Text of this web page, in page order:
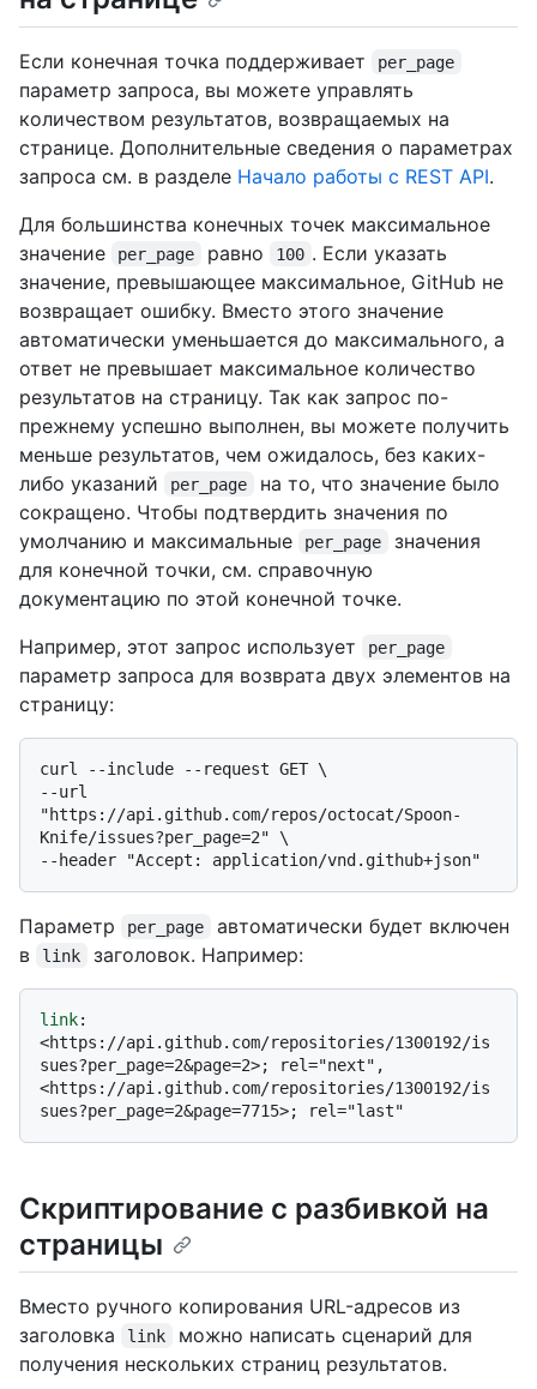
Если конечная точка поддерживает per_page
параметр запроса, вы можете управлять
количеством результатов, возвращаемых на
странице. Дополнительные сведения о параметрах
запроса см. в разделе Начало работы с REST API.
Для большинства конечных точек максимальное
значение
per_page равно 100 . Если указать
значение, превышающее максимальное, GitHub не
возвращает ошибку. Вместо этого значение
автоматически уменьшается до максимального, а
ответ не превышает максимальное количество
результатов на страницу. Так как запрос по-
прежнему успешно выполнен, вы можете получить
меньше результатов, чем ожидалось, без каких-
либо указаний
per_page
на то, что значение было
сокращено. Чтобы подтвердить значения по
умолчанию и максимальные
per_page
значения
для конечной точки, см. справочную
документацию по этой конечной точке.
Например, этот запрос использует
per_page
параметр запроса для возврата двух элементов на
страницу:
curl --include --request GET \
--url
"https://api.github.com/repos/octocat/Spoon-
Knife/issues?per_page=2" \
Параметр per_page
автоматически будет включен
в
link заголовок. Например:
link
<https://api.github.com/repositories/1300192/is
sues?per_page=2&page=2>; rel="next",
<https://api.github.com/repositories/1300192/is
Скриптирование с разбивкой на
страницы
Вместо ручного копирования URL-адресов из
заголовка
link
можно написать сценарий для
получения нескольких страниц результатов.